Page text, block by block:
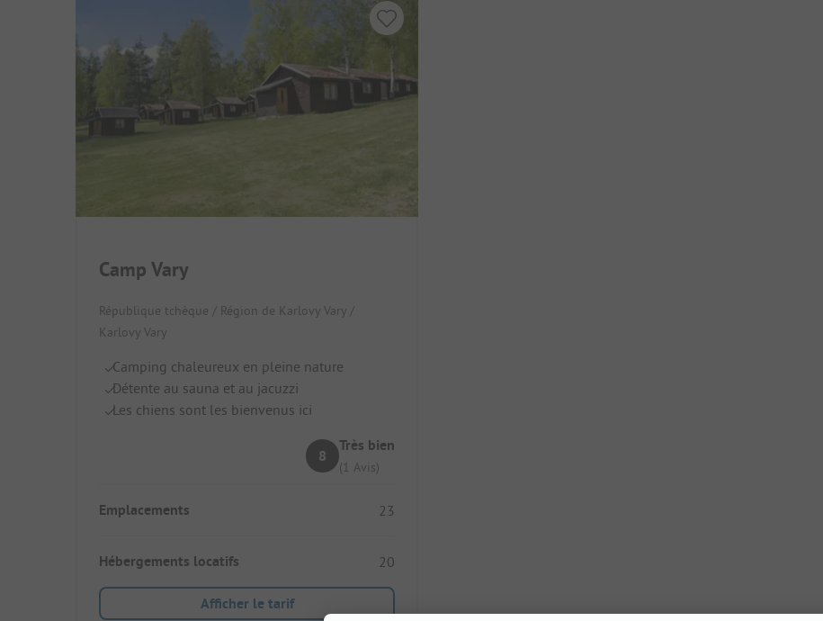
Camp Vary
République tchèque / Région de Karlovy Vary /
Karlovy Vary
Camping chaleureux en pleine nature
Détente au sauna et au jacuzzi
Les chiens sont les bienvenus ici
8
Très bien
(1 Avis)
Emplacements 23
Hébergements locatifs 20
Afficher le tarif